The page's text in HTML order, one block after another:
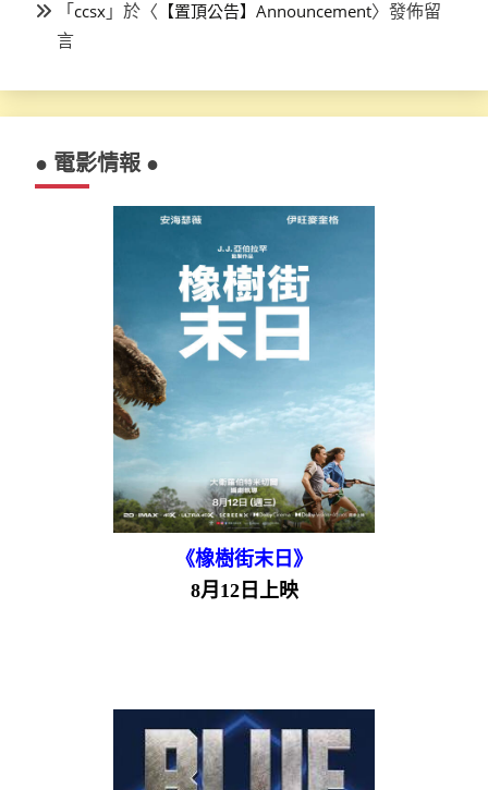
「ccsx 」於〈 【置頂公告】Announcement〉發佈留
言
● 電影情報 ●
《橡樹街末日》
8月12日上映